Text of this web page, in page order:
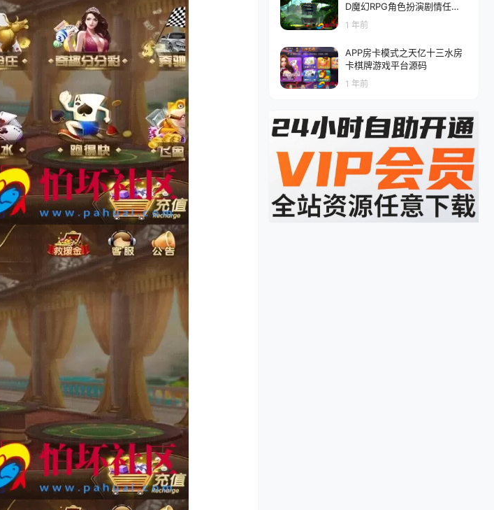
D魔幻RPG角色扮演剧情任务
端游-最新整理单机一键即玩镜
像端-打包Linux服务端源码视
管理后台-配套网页注册-完整
PC客户端
1 年前
APP房卡模式之天亿十三水房
卡棋牌游戏平台源码
1 年前